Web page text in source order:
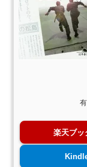
楽天ブッ